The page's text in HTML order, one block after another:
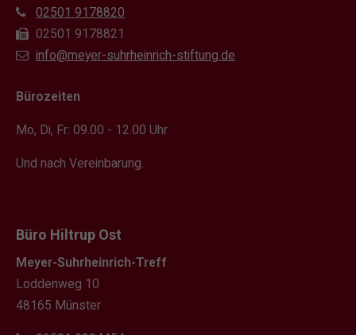
02501 9178820
02501 9178821
info@meyer-suhrheinrich-stiftung.de
Bürozeiten
Mo, Di, Fr: 09.00 - 12.00 Uhr
Und nach Vereinbarung.
Büro Hiltrup Ost
Meyer-Suhrheinrich-Treff
Loddenweg 10
48165 Münster